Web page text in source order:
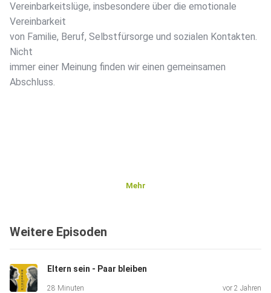
Vereinbarkeitslüge, insbesondere über die emotionale
Vereinbarkeit
von Familie, Beruf, Selbstfürsorge und sozialen Kontakten.
Nicht
immer einer Meinung finden wir einen gemeinsamen
Abschluss.
Mehr
Weitere Episoden
Eltern sein - Paar bleiben
28 Minuten vor 2 Jahren